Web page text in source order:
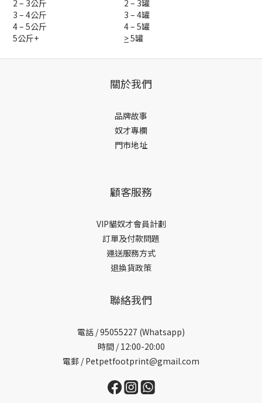
2 – 3公斤
2 – 3罐
3 – 4公斤
3 – 4罐
4 – 5公斤
4 – 5罐
5公斤+
>5罐
關於我們
品牌故事
奴才專欄
門市地址
顧客服務
VIP貓奴才會員計劃
訂單及付款問題
運送服務方式
退換貨政策
聯絡我們
電話 /95055227 (Whatsapp)
時間 / 12:00-20:00
電郵 / Petpetfootprint@gmail.com